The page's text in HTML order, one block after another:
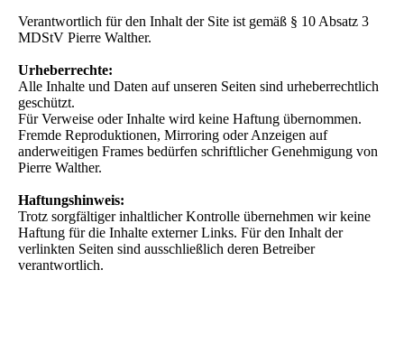
Verantwortlich für den Inhalt der Site ist gemäß § 10 Absatz 3
MDStV Pierre Walther.
Urheberrechte:
Alle Inhalte und Daten auf unseren Seiten sind urheberrechtlich
geschützt.
Für Verweise oder Inhalte wird keine Haftung übernommen.
Fremde Reproduktionen, Mirroring oder Anzeigen auf
anderweitigen Frames bedürfen schriftlicher Genehmigung von
Pierre Walther.
Haftungshinweis:
Trotz sorgfältiger inhaltlicher Kontrolle übernehmen wir keine
Haftung für die Inhalte externer Links. Für den Inhalt der
verlinkten Seiten sind ausschließlich deren Betreiber
verantwortlich.